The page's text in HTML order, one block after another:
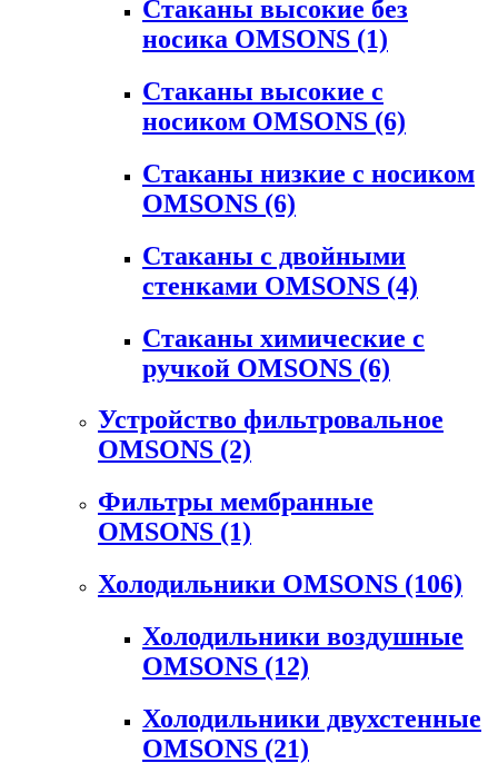
Стаканы высокие без
носика OMSONS (1)
Стаканы высокие с
носиком OMSONS (6)
Стаканы низкие с носиком
OMSONS (6)
Стаканы с двойными
стенками OMSONS (4)
Стаканы химические с
ручкой OMSONS (6)
Устройство фильтровальное
OMSONS (2)
Фильтры мембранные
OMSONS (1)
Холодильники OMSONS (106)
Холодильники воздушные
OMSONS (12)
Холодильники двухстенные
OMSONS (21)